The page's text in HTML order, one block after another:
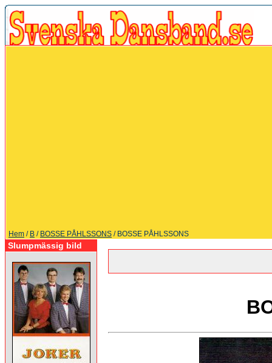
Hem / B / BOSSE PÅHLSSONS / BOSSE PÅHLSSONS
Slumpmässig bild